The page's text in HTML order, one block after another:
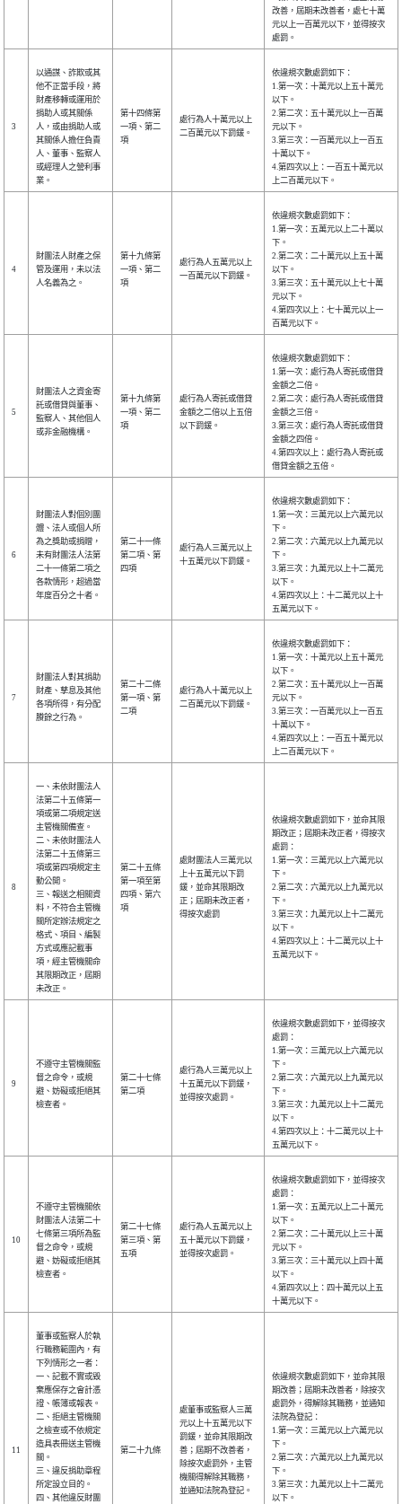
改善，屆期未改善者，處七十萬
元以上一百萬元以下，並得按次
處罰。
3
以通謀、詐欺或其
他不正當手段，將
財產移轉或運用於
捐助人或其關係
人，或由捐助人或
其關係人擔任負責
人、董事、監察人
或經理人之營利事
業。
第十四條第
一項、第二
項
處行為人十萬元以上
二百萬元以下罰鍰。
依違規次數處罰如下：
1.第一次：十萬元以上五十萬元
以下。
2.第二次：五十萬元以上一百萬
元以下。
3.第三次：一百萬元以上一百五
十萬以下。
4.第四次以上：一百五十萬元以
上二百萬元以下。
4
財團法人財產之保
管及運用，未以法
人名義為之。
第十九條第
一項、第二
項
處行為人五萬元以上
一百萬元以下罰鍰。
依違規次數處罰如下：
1.第一次：五萬元以上二十萬以
下。
2.第二次：二十萬元以上五十萬
以下。
3.第三次：五十萬元以上七十萬
元以下。
4.第四次以上：七十萬元以上一
百萬元以下。
5
財團法人之資金寄
託或借貸與董事、
監察人、其他個人
或非金融機構。
第十九條第
一項、第二
項
處行為人寄託或借貸
金額之二倍以上五倍
以下罰鍰。
依違規次數處罰如下：
1.第一次：處行為人寄託或借貸
金額之二倍。
2.第二次：處行為人寄託或借貸
金額之三倍。
3.第三次：處行為人寄託或借貸
金額之四倍。
4.第四次以上：處行為人寄託或
借貸金額之五倍。
6
財團法人對個別團
體、法人或個人所
為之獎助或捐贈，
未有財團法人法第
二十一條第二項之
各款情形，超過當
年度百分之十者。
第二十一條
第二項、第
四項
處行為人三萬元以上
十五萬元以下罰鍰。
依違規次數處罰如下：
1.第一次：三萬元以上六萬元以
下。
2.第二次：六萬元以上九萬元以
下。
3.第三次：九萬元以上十二萬元
以下。
4.第四次以上：十二萬元以上十
五萬元以下。
7
財團法人對其捐助
財產、孳息及其他
各項所得，有分配
賸餘之行為。
第二十二條
第一項、第
二項
處行為人十萬元以上
二百萬元以下罰鍰。
依違規次數處罰如下：
1.第一次：十萬元以上五十萬元
以下。
2.第二次：五十萬元以上一百萬
元以下。
3.第三次：一百萬元以上一百五
十萬以下。
4.第四次以上：一百五十萬元以
上二百萬元以下。
8
一、未依財團法人
法第二十五條第一
項或第二項規定送
主管機關備查。
二、未依財團法人
法第二十五條第三
項或第四項規定主
動公開。
三、報送之相關資
料，不符合主管機
關所定辦法規定之
格式、項目、編製
方式或應記載事
項，經主管機關命
其限期改正，屆期
未改正。
第二十五條
第一項至第
四項、第六
項
處財團法人三萬元以
上十五萬元以下罰
鍰，並命其限期改
正；屆期未改正者，
得按次處罰
依違規次數處罰如下，並命其限
期改正；屆期未改正者，得按次
處罰：
1.第一次：三萬元以上六萬元以
下。
2.第二次：六萬元以上九萬元以
下。
3.第三次：九萬元以上十二萬元
以下。
4.第四次以上：十二萬元以上十
五萬元以下。
9
不遵守主管機關監
督之命令，或規
避、妨礙或拒絕其
檢查者。
第二十七條
第二項
處行為人三萬元以上
十五萬元以下罰鍰，
並得按次處罰。
依違規次數處罰如下，並得按次
處罰：
1.第一次：三萬元以上六萬元以
下。
2.第二次：六萬元以上九萬元以
下。
3.第三次：九萬元以上十二萬元
以下。
4.第四次以上：十二萬元以上十
五萬元以下。
10
不遵守主管機關依
財團法人法第二十
七條第三項所為監
督之命令，或規
避、妨礙或拒絕其
檢查者。
第二十七條
第三項、第
五項
處行為人五萬元以上
五十萬元以下罰鍰，
並得按次處罰。
依違規次數處罰如下，並得按次
處罰：
1.第一次：五萬元以上二十萬元
以下。
2.第二次：二十萬元以上三十萬
元以下。
3.第三次：三十萬元以上四十萬
以下。
4.第四次以上：四十萬元以上五
十萬元以下。
11
董事或監察人於執
行職務範圍內，有
下列情形之一者：
一、記載不實或毀
棄應保存之會計憑
證、帳簿或報表。
二、拒絕主管機關
之檢查或不依規定
造具表冊送主管機
關。
三、違反捐助章程
所定設立目的。
四、其他違反財團
第二十九條
處董事或監察人三萬
元以上十五萬元以下
罰鍰，並命其限期改
善；屆期不改善者，
除按次處罰外，主管
機關得解除其職務，
並通知法院為登記。
依違規次數處罰如下，並命其限
期改善；屆期未改善者，除按次
處罰外，得解除其職務，並通知
法院為登記：
1.第一次：三萬元以上六萬元以
下。
2.第二次：六萬元以上九萬元以
下。
3.第三次：九萬元以上十二萬元
以下。